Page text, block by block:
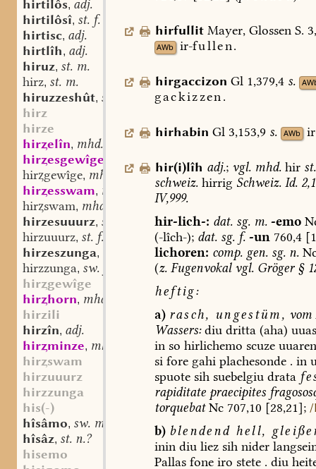
hirtilôs, adj.
hirtilôsî, st. f.
hirtisc, adj.
hirtlîh, adj.
hiruz, st. m.
hirz, st. m.
hiruzzeshût, st. f.
hirz
hirze
hirelîn, mhd. st. n.
hiresgewîge
mhd. st. n.
hirgewîge, mhd. st. n.
hiresswam, mhd. st. m.
hirswam, mhd. st. m.
hirzesuuurz, st. f.
hirzuuurz, st. f.
hirzeszunga,
hirzzunga, sw. f.
hirgewîge
hirhorn, mhd. st. n.
hirzili
hirzîn, adj.
hirminze, mhd. st. sw. f.
hirswam
hirzuuurz
hirzzunga
his(-)
hîsâmo, sw. m.
hîsâz, st. n.?
hisemo
hirfullit Mayer, Glossen S.
AWb ir-fullen.
hirgaccizon Gl 1,379,4 s.
gackizzen.
hirhabin Gl 3,153,9 s. AWb
hir(i)lîh adj.; vgl. mhd. hir st.
schweiz. hirrig Schweiz.Id.
IV,999.
hir-lich-: dat.sg.m. -emo
(-lîch-); dat.sg.f. -un760,4
lichoren: comp.gen. sg.n.
(z.Fugenvokalvgl.Gröger§
heftig:
a) rasch, ungestüm, vom
Wassers:diu dritta(aha) uuas
inso hirlichemo scuze uuaren
siforegahiplachesonde. in
spuotesihsuebelgiudrata
rapiditatepraecipites
torquebatNc 707,10 [28,21]; /
b) blendend hell,
inindiuliez sihnider
Pallasfoneiro stete. diu